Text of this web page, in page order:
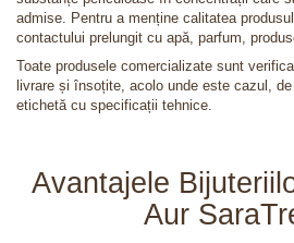
admise. Pentru a menține calitatea
contactului prelungit cu apă, parfum,
Toate produsele comercializate sunt
livrare și însoțite, acolo unde este cazul,
etichetă cu specificații tehnice.
Avantajele
Aur